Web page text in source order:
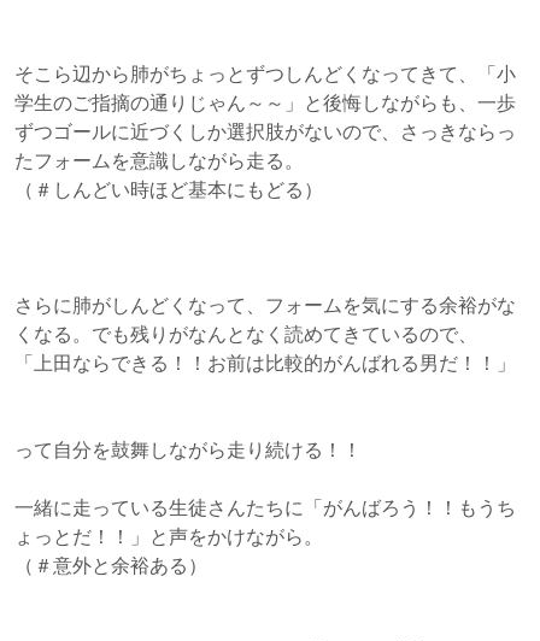
そこら辺から肺がちょっとずつしんどくなってきて、「小
学生のご指摘の通りじゃん～～」と後悔しながらも、一歩
ずつゴールに近づくしか選択肢がないので、さっきならっ
たフォームを意識しながら走る。
（＃しんどい時ほど基本にもどる）
さらに肺がしんどくなって、フォームを気にする余裕がな
くなる。でも残りがなんとなく読めてきているので、
「上田ならできる！！お前は比較的がんばれる男だ！！」
って自分を鼓舞しながら走り続ける！！
一緒に走っている生徒さんたちに「がんばろう！！もうち
ょっとだ！！」と声をかけながら。
（＃意外と余裕ある）